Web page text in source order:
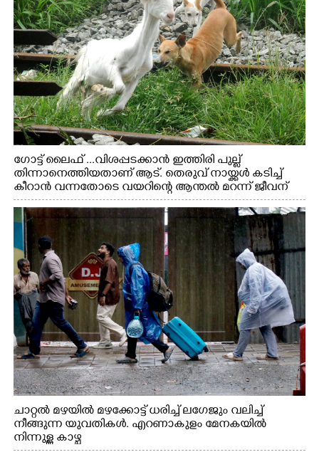
ഗോട്ട് ലൈഫ് ...വിശപ്പടക്കാൻ ഇത്തിരി പുല്ല്
തിന്നാനെത്തിയതാണ് ആട്. തെരുവ് നായ്ക്കൾ കടിച്ച്
കീറാൻ വന്നതോടെ വയറിന്റെ ആന്തൽ മറന്ന് ജീവന്
വേണ്ടിയായി ഓട്ടം. എറണാകുളം വാത്തുരുത്തിയിൽ
നിന്നുള്ള കാഴ്ച
ചാറ്റൽ മഴയിൽ മഴക്കോട്ട് ധരിച്ച് ലഗേജും വലിച്ച്
നീങ്ങുന്ന യുവതികൾ. എറണാകുളം മേനകയിൽ
നിന്നുള്ള കാഴ്ച